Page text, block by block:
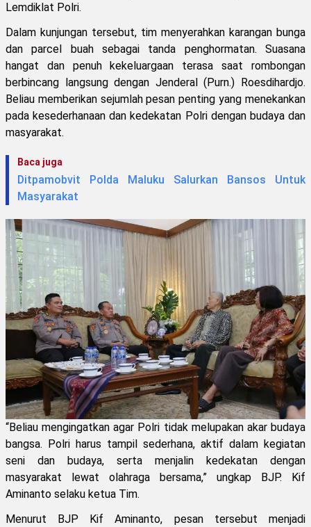
Lemdiklat Polri.
Dalam kunjungan tersebut, tim menyerahkan karangan bunga
dan parcel buah sebagai tanda penghormatan. Suasana
hangat dan penuh kekeluargaan terasa saat rombongan
berbincang langsung dengan Jenderal (Purn.) Roesdihardjo.
Beliau memberikan sejumlah pesan penting yang menekankan
pada kesederhanaan dan kedekatan Polri dengan budaya dan
masyarakat.
Baca juga
Ditpamobvit Polda Maluku Salurkan Bansos Untuk
Masyarakat
“Beliau mengingatkan agar Polri tidak melupakan akar budaya
bangsa. Polri harus tampil sederhana, aktif dalam kegiatan
seni dan budaya, serta menjalin kedekatan dengan
masyarakat lewat olahraga bersama,” ungkap BJP. Kif
Aminanto selaku ketua Tim.
Menurut BJP Kif Aminanto, pesan tersebut menjadi